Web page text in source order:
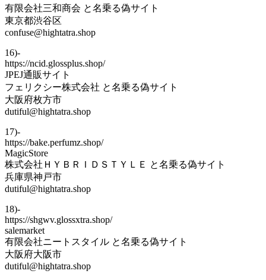
有限会社三和商会 と名乗る偽サイト
東京都渋谷区
confuse@hightatra.shop
16)-
https://ncid.glossplus.shop/
JPEJ通販サイト
フェリクシー株式会社 と名乗る偽サイト
大阪府枚方市
dutiful@hightatra.shop
17)-
https://bake.perfumz.shop/
MagicStore
株式会社ＨＹＢＲＩＤＳＴＹＬＥ と名乗る偽サイト
兵庫県神戸市
dutiful@hightatra.shop
18)-
https://shgwv.glossxtra.shop/
salemarket
有限会社ニートスタイル と名乗る偽サイト
大阪府大阪市
dutiful@hightatra.shop